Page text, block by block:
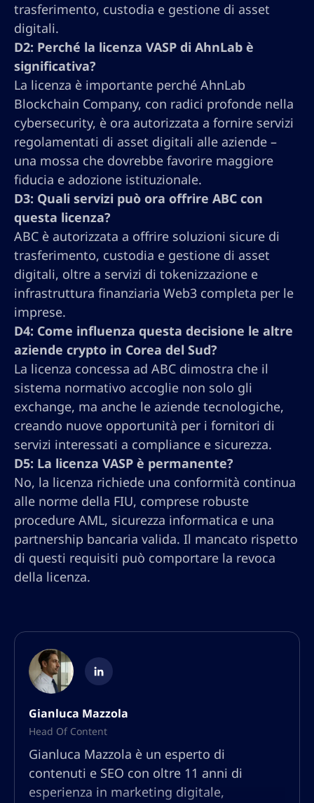
trasferimento, custodia e gestione di asset
digitali.
D2: Perché la licenza VASP di AhnLab è
significativa?
La licenza è importante perché AhnLab
Blockchain Company, con radici profonde nella
cybersecurity, è ora autorizzata a fornire servizi
regolamentati di asset digitali alle aziende –
una mossa che dovrebbe favorire maggiore
fiducia e adozione istituzionale.
D3: Quali servizi può ora offrire ABC con
questa licenza?
ABC è autorizzata a offrire soluzioni sicure di
trasferimento, custodia e gestione di asset
digitali, oltre a servizi di tokenizzazione e
infrastruttura finanziaria Web3 completa per le
imprese.
D4: Come influenza questa decisione le altre
aziende crypto in Corea del Sud?
La licenza concessa ad ABC dimostra che il
sistema normativo accoglie non solo gli
exchange, ma anche le aziende tecnologiche,
creando nuove opportunità per i fornitori di
servizi interessati a compliance e sicurezza.
D5: La licenza VASP è permanente?
No, la licenza richiede una conformità continua
alle norme della FIU, comprese robuste
procedure AML, sicurezza informatica e una
partnership bancaria valida. Il mancato rispetto
di questi requisiti può comportare la revoca
della licenza.
Gianluca Mazzola
Head Of Content
Gianluca Mazzola è un esperto di
contenuti e SEO con oltre 11 anni di
esperienza in marketing digitale,